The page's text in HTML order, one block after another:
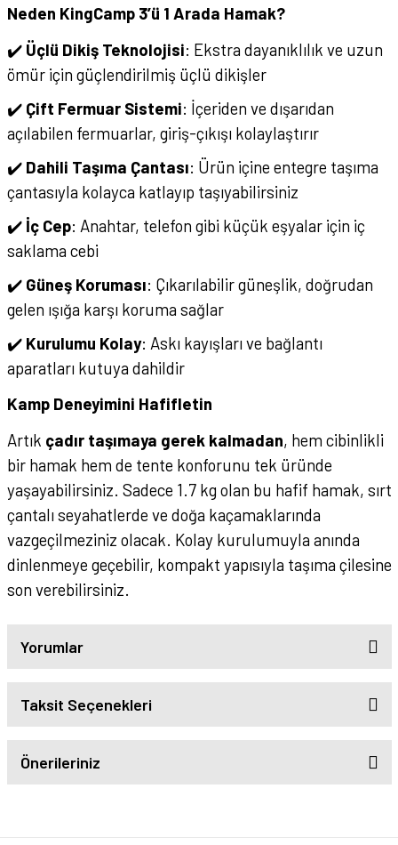
Neden KingCamp 3’ü 1 Arada Hamak?
✔️ Üçlü Dikiş Teknolojisi: Ekstra dayanıklılık ve uzun
ömür için güçlendirilmiş üçlü dikişler
✔️ Çift Fermuar Sistemi: İçeriden ve dışarıdan
açılabilen fermuarlar, giriş-çıkışı kolaylaştırır
✔️ Dahili Taşıma Çantası: Ürün içine entegre taşıma
çantasıyla kolayca katlayıp taşıyabilirsiniz
✔️ İç Cep: Anahtar, telefon gibi küçük eşyalar için iç
saklama cebi
✔️ Güneş Koruması: Çıkarılabilir güneşlik, doğrudan
gelen ışığa karşı koruma sağlar
✔️ Kurulumu Kolay: Askı kayışları ve bağlantı
aparatları kutuya dahildir
Kamp Deneyimini Hafifletin
Artık çadır taşımaya gerek kalmadan, hem cibinlikli
bir hamak hem de tente konforunu tek üründe
yaşayabilirsiniz. Sadece 1.7 kg olan bu hafif hamak, sırt
çantalı seyahatlerde ve doğa kaçamaklarında
vazgeçilmeziniz olacak. Kolay kurulumuyla anında
dinlenmeye geçebilir, kompakt yapısıyla taşıma çilesine
son verebilirsiniz.
Yorumlar
Taksit Seçenekleri
Önerileriniz